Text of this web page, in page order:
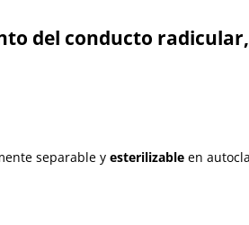
del conducto
separable y esterilizable en